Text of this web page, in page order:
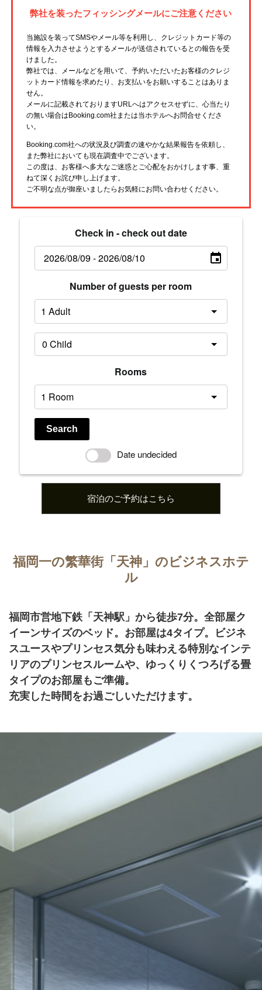
弊社を装ったフィッシングメールにご注意ください
当施設を装ってSMSやメール等を利用し、クレジットカード等の
情報を入力させようとするメールが送信されているとの報告を受
けました。
弊社では、メールなどを用いて、予約いただいたお客様のクレジ
ットカード情報を求めたり、お支払いをお願いすることはありま
せん。
メールに記載されておりますURLへはアクセスせずに、心当たり
の無い場合はBooking.com社または当ホテルへお問合せくださ
い。
Booking.com社への状況及び調査の速やかな結果報告を依頼し、
また弊社においても現在調査中でございます。
この度は、お客様へ多大なご迷惑とご心配をおかけします事、重
ねて深くお詫び申し上げます。
ご不明な点が御座いましたらお気軽にお問い合わせください。
Check in - check out date
Number of guests per room
Rooms
Search
Date undecided
宿泊のご予約はこちら
福岡一の繁華街「天神」のビジネスホテ
ル
福岡市営地下鉄「天神駅」から徒歩7分。全部屋ク
イーンサイズのベッド。お部屋は4タイプ。ビジネ
スユースやプリンセス気分も味わえる特別なインテ
リアのプリンセスルームや、ゆっくりくつろげる畳
タイプのお部屋もご準備。
充実した時間をお過ごしいただけます。